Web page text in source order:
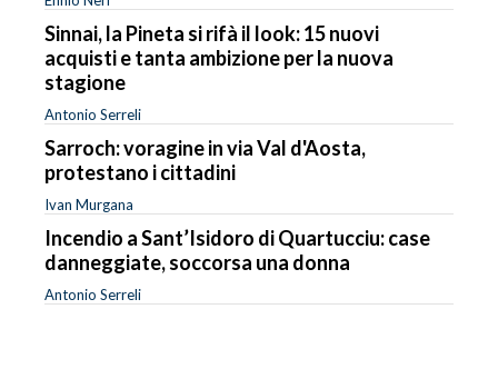
Sinnai, la Pineta si rifà il look: 15 nuovi
acquisti e tanta ambizione per la nuova
stagione
Antonio Serreli
Sarroch: voragine in via Val d'Aosta,
protestano i cittadini
Ivan Murgana
Incendio a Sant’Isidoro di Quartucciu: case
danneggiate, soccorsa una donna
Antonio Serreli